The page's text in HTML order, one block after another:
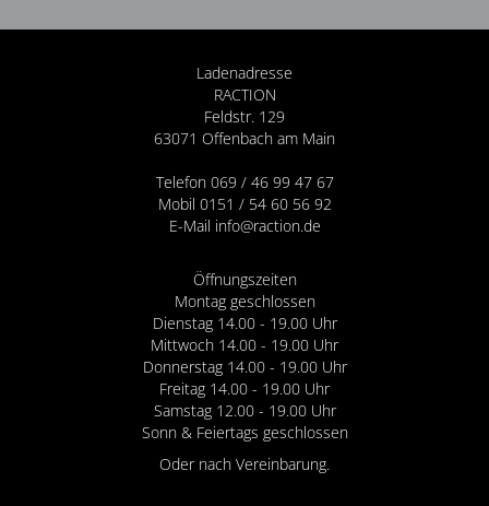
Ladenadresse
RACTION
Feldstr. 129
63071 Offenbach am Main
Telefon 069 / 46 99 47 67
Mobil 0151 / 54 60 56 92
E-Mail info@raction.de
Öffnungszeiten
Montag geschlossen
Dienstag 14.00 - 19.00 Uhr
Mittwoch 14.00 - 19.00 Uhr
Donnerstag 14.00 - 19.00 Uhr
Freitag 14.00 - 19.00 Uhr
Samstag 12.00 - 19.00 Uhr
Sonn & Feiertags geschlossen
Oder nach Vereinbarung.